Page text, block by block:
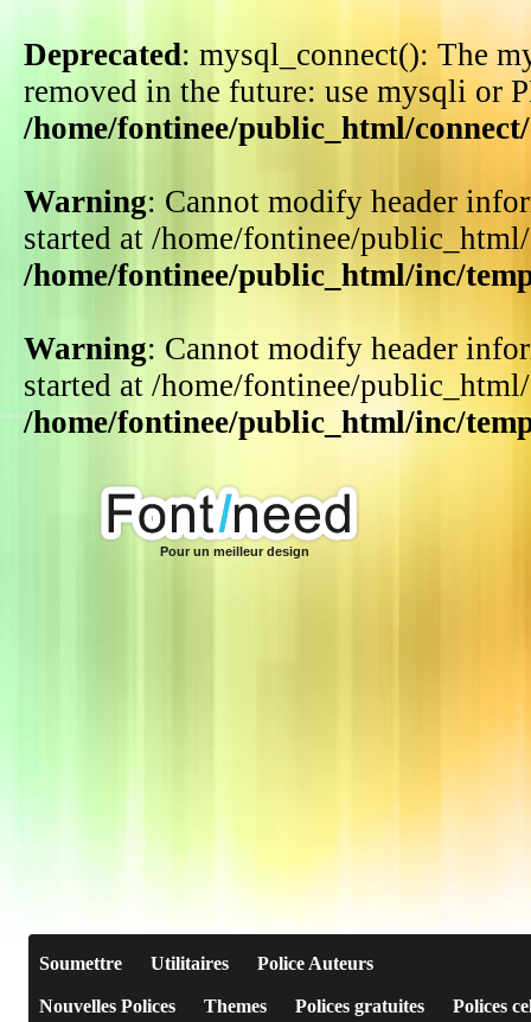
Deprecated: mysql_connect(): The
removed in the future: use mysqli or
/home/fontinee/public_html/
Warning: Cannot modify header
started at /home/fontinee/
/home/fontinee/public_html/inc/
Warning: Cannot modify header
started at /home/fontinee/
/home/fontinee/public_html/inc/
Pour un meilleur design
Soumettre Utilitaires Police Auteurs
Nouvelles Polices Themes Polices gratuites Polices